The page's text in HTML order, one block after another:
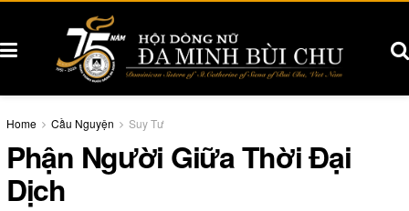
Home Cầu Nguyện Suy Tư
Phận Người Giữa Thời Đại
Dịch